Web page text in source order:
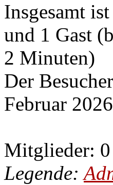
Insgesamt ist
und 1 Gast
2 Minuten)
Der
Februar
Mitglieder:
Legende: